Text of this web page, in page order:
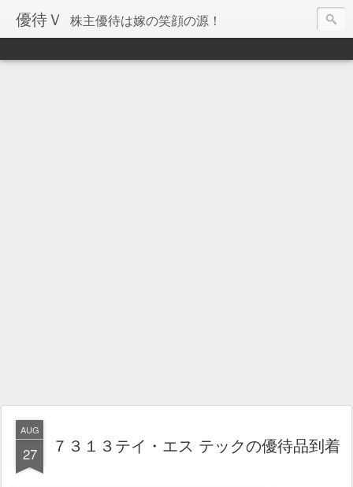
優待Ｖ 株主優待は嫁の笑顔の源！
AUG
27 ７３１３テイ・エス テックの優待品到着